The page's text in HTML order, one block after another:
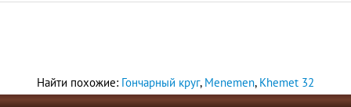
Найти похожие: Гончарный круг, Menemen, Khemet 32